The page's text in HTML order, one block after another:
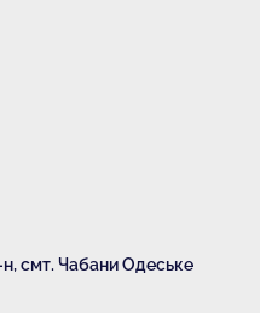
смт. Чабани Одеське